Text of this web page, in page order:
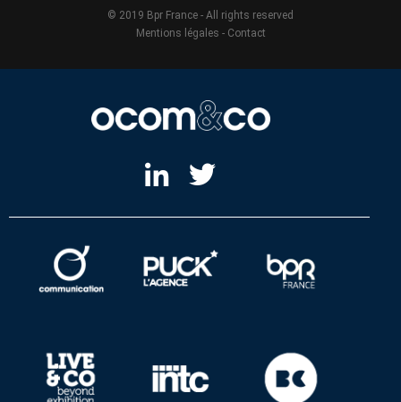
© 2019 Bpr France - All rights reserved
Mentions légales - Contact